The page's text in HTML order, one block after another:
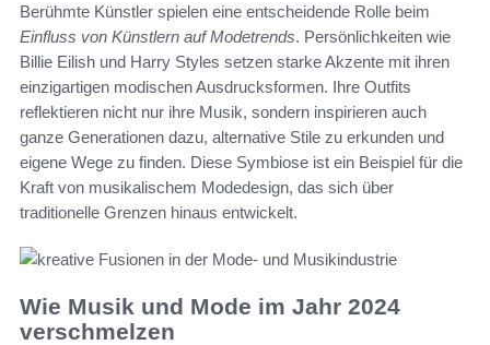
Berühmte Künstler spielen eine entscheidende Rolle beim
Einfluss von Künstlern auf Modetrends. Persönlichkeiten wie
Billie Eilish und Harry Styles setzen starke Akzente mit ihren
einzigartigen modischen Ausdrucksformen. Ihre Outfits
reflektieren nicht nur ihre Musik, sondern inspirieren auch
ganze Generationen dazu, alternative Stile zu erkunden und
eigene Wege zu finden. Diese Symbiose ist ein Beispiel für die
Kraft von musikalischem Modedesign, das sich über
traditionelle Grenzen hinaus entwickelt.
Wie Musik und Mode im Jahr 2024
verschmelzen